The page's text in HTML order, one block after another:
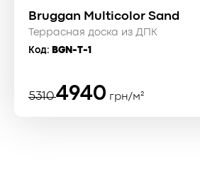
Bruggan Multicolor Sand
Террасная доска из ДПК
Код: BGN-T-1
5310
Первоначальная
4940
Текущаягрн/м²